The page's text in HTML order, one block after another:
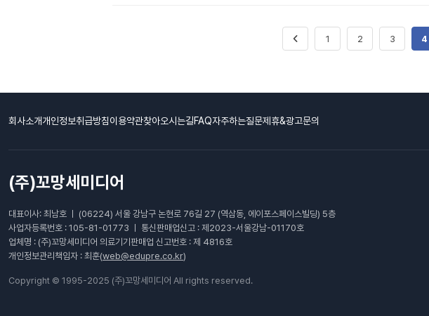
1 2 3 4
회사소개개인정보취급방침이용약관찾아오시는길FAQ자주하는질문제휴&광고문의
(주)꼬망세미디어
대표이사: 최남호 ㅣ (06224) 서울 강남구 논현로 76길 27 (역삼동, 에이포스페이스빌딩) 5층
사업자등록번호 : 105-81-01773 ㅣ 통신판매업신고 : 제2023-서울강남-01170호
업체명 : (주)꼬망세미디어 의료기기판매업 신고번호 : 제 4816호
개인정보관리책임자 : 최훈(web@edupre.co.kr)
Copyright © 1995-2025 (주)꼬망세미디어 All rights reserved.